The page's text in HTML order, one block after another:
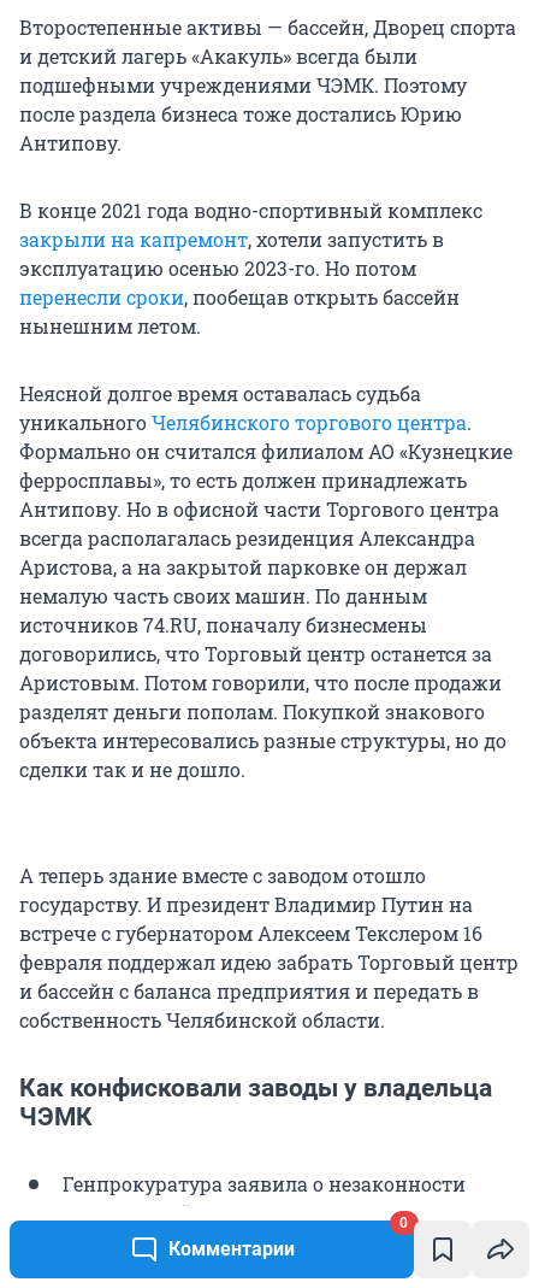
Комментарии
0
Второстепенные активы — бассейн, Дворец спорта
и детский лагерь «Акакуль» всегда были
подшефными учреждениями ЧЭМК. Поэтому
после раздела бизнеса тоже достались Юрию
Антипову.
В конце 2021 года водно-спортивный комплекс
закрыли на капремонт, хотели запустить в
эксплуатацию осенью 2023-го. Но потом
перенесли сроки, пообещав открыть бассейн
нынешним летом.
Неясной долгое время оставалась судьба
уникальногоЧелябинского торгового центра.
Формально он считался филиалом АО «Кузнецкие
ферросплавы», то есть должен принадлежать
Антипову. Но в офисной части Торгового центра
всегда располагалась резиденция Александра
Аристова, а на закрытой парковке он держал
немалую часть своих машин. По данным
источников 74.RU, поначалу бизнесмены
договорились, что Торговый центр останется за
Аристовым. Потом говорили, что после продажи
разделят деньги пополам. Покупкой знакового
объекта интересовались разные структуры, но до
сделки так и не дошло.
А теперь здание вместе с заводом отошло
государству. И президент Владимир Путин на
встрече с губернатором Алексеем Текслером 16
февраля поддержал идею забрать Торговый центр
и бассейн с баланса предприятия и передать в
собственность Челябинской области.
Как конфисковали заводы у владельца
ЧЭМК
Генпрокуратура заявила о незаконности
проведенной в 1990-е годы приватизации
крупнейшего российского производителя
ферросплавов. 5 февраля надзорное